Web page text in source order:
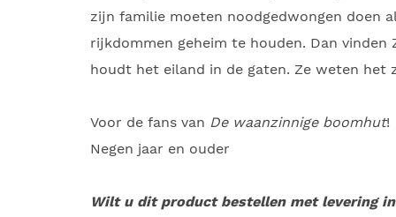
zijn familie moeten noodgedwongen doen
rijkdommen geheim te houden. Dan
houdt het eiland in de gaten. Ze weten het
Voor de fans van De waanzinnige boomhut!
Negen jaar en ouder
Wilt u dit product bestellen met levering